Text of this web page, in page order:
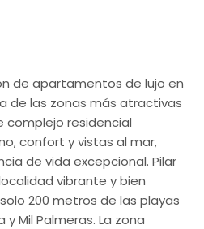
de apartamentos de lujo en
de las zonas más atractivas
complejo residencial
confort y vistas al mar,
de vida excepcional. Pilar
vibrante y bien
200 metros de las playas
Mil Palmeras. La zona